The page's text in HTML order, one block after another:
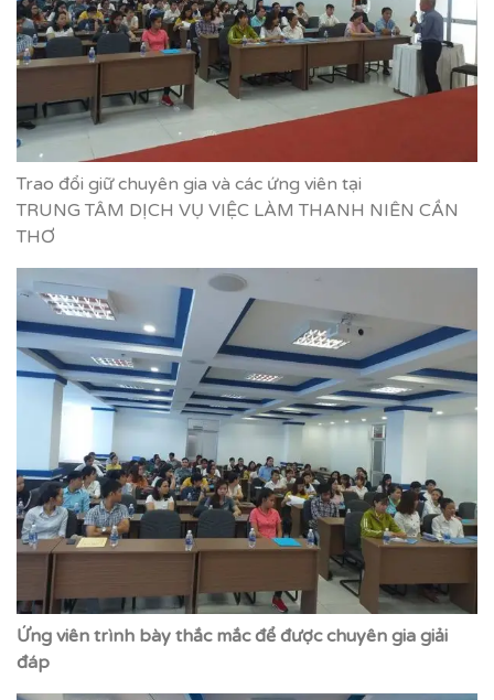
Trao đổi giữ chuyên gia và các ứng viên tại
TRUNG TÂM DỊCH VỤ VIỆC LÀM THANH NIÊN CẦN
THƠ
Ứng viên trình bày thắc mắc để được chuyên gia giải
đáp